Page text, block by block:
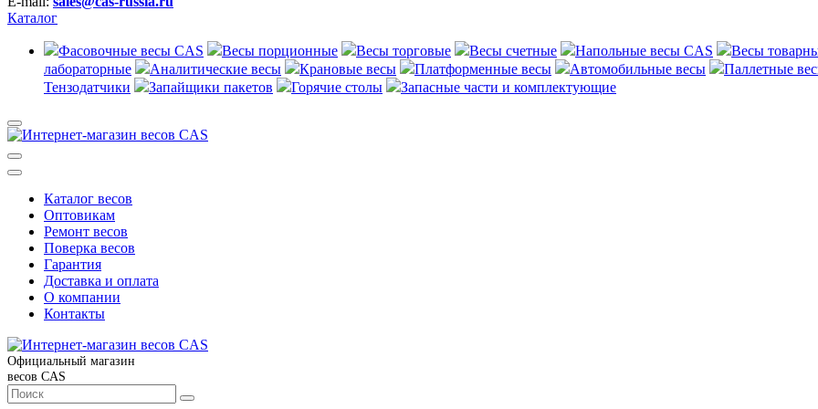
Каталог
Фасовочные весы CAS Весы порционные Весы торговые Весы счетные Напольные весы CAS
Весы
лабораторные
Аналитические весы Крановые весы Платформенные весы Автомобильные весы
Паллетные
Тензодатчики
Запайщики пакетов Горячие столы Запасные части и комплектующие
Каталог весов
Оптовикам
Ремонт весов
Поверка весов
Гарантия
Доставка и оплата
О компании
Контакты
Официальный магазин
весов CAS